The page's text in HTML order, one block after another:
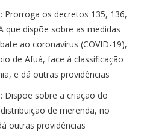
: Prorroga os decretos 135, 136,
que dispõe sobre as medidas
ao coronavírus (COVID-19),
de Afuá, face à classificação
e dá outras providências
: Dispõe sobre a criação do
de merenda, no
outras providências